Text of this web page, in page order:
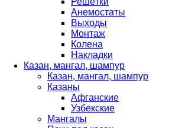
Анемостаты
Выходы
Монтаж
Колена
Накладки
Казан, мангал, шампур
Казан, мангал, шампур
Казаны
Афганские
Узбекские
Мангалы